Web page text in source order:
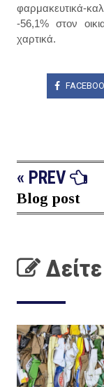
φαρμακευτικά-
-56,1% στον
χαρτικά.
« PREV
Blog post